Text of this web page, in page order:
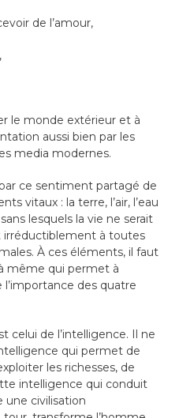
de l’amour,
le monde extérieur et à
aussi bien par les
media modernes.
ce sentiment partagé de
vitaux : la terre, l’air, l’eau
lesquels la vie ne serait
irréductiblement à toutes
À ces éléments, il faut
même qui permet à
l’importance des quatre
celui de l’intelligence. Il ne
qui permet de
les richesses, de
intelligence qui conduit
une civilisation